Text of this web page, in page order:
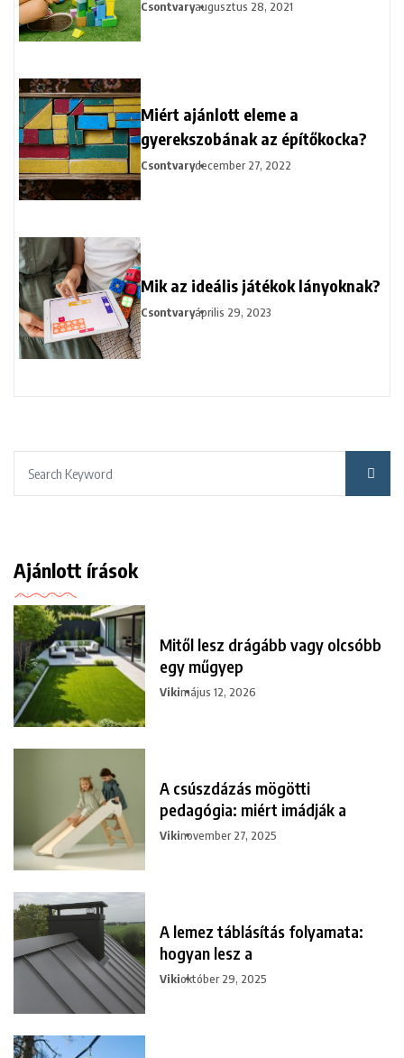
Csontvaryaugusztus 28, 2021
Miért ajánlott eleme a
gyerekszobának az építőkocka?
Csontvarydecember 27, 2022
Mik az ideális játékok lányoknak?
Csontvaryáprilis 29, 2023
Ajánlott írások
Mitől lesz drágább vagy olcsóbb
egy műgyep
Vikimájus 12, 2026
A csúszdázás mögötti
pedagógia: miért imádják a
Vikinovember 27, 2025
A lemez táblásítás folyamata:
hogyan lesz a
Vikioktóber 29, 2025